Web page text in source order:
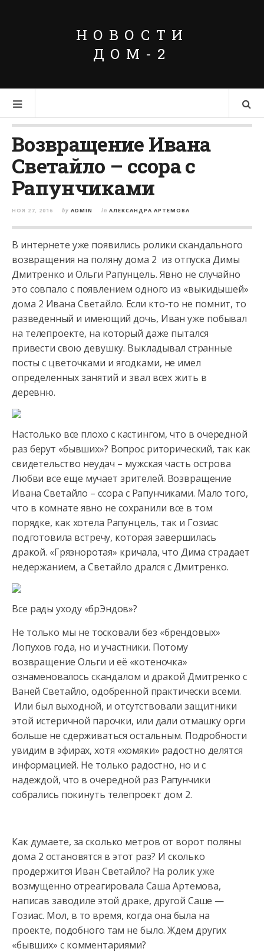
НОВОСТИ
ДОМ-2
Возвращение Ивана
Светайло – ссора с
Рапунчиками
НОЯ 27, 2016 by ADMIN in АЛЕКСАНДРА АРТЕМОВА
В интернете уже появились ролики скандального
возвращения на поляну дома 2 из отпуска Димы
Дмитренко и Ольги Рапунцель. Явно не случайно
это совпало с появлением одного из «выкидышей»
дома 2 Ивана Светайло. Если кто-то не помнит, то
разведенный и имеющий дочь, Иван уже побывал
на телепроекте, на который даже пытался
привести свою девушку. Выкладывал странные
посты с цветочками и ягодками, не имел
определенных занятий и звал всех жить в
деревню.
Настолько все плохо с кастингом, что в очередной
раз берут «бывших»? Вопрос риторический, так как
свидетельство неудач – мужская часть острова
Любви все еще мучает зрителей. Возвращение
Ивана Светайло – ссора с Рапунчиками. Мало того,
что в комнате явно не сохранили все в том
порядке, как хотела Рапунцель, так и Гозиас
подготовила встречу, которая завершилась
дракой. «Грязноротая» кричала, что Дима страдает
недержанием, а Светайло дрался с Дмитренко.
Все рады уходу «брЭндов»?
Не только мы не тосковали без «брендовых»
Лопухов года, но и участники. Потому
возвращение Ольги и её «котеночка»
ознаменовалось скандалом и дракой Дмитренко с
Ваней Светайло, одобренной практически всеми.
Или был выходной, и отсутствовали защитники
этой истеричной парочки, или дали отмашку орги
больше не сдерживаться остальным. Подробности
увидим в эфирах, хотя «хомяки» радостно делятся
информацией. Не только радостно, но и с
надеждой, что в очередной раз Рапунчики
собрались покинуть телепроект дом 2.
Как думаете, за сколько метров от ворот поляны
дома 2 остановятся в этот раз? И сколько
продержится Иван Светайло? На ролик уже
возмущенно отреагировала Саша Артемова,
написав заводиле этой драке, другой Саше —
Гозиас. Мол, в то время, когда она была на
проекте, подобного там не было. Ждем других
«бывших» с комментариями?